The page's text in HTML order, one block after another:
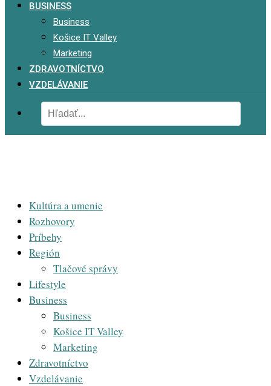
BUSINESS
Business
Košice IT Valley
Marketing
ZDRAVOTNÍCTVO
VZDELÁVANIE
Kultúra a umenie
Rozhovory
Príbehy
Región
Tlačové správy
Lifestyle
Business
Business
Košice IT Valley
Marketing
Zdravotníctvo
Vzdelávanie